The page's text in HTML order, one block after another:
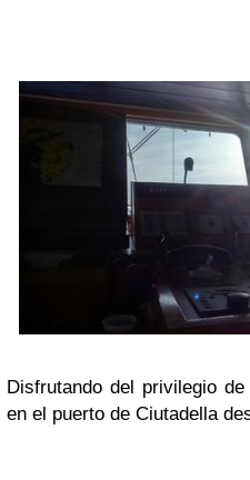
Disfrutando del privilegio
en el puerto de Ciutadella